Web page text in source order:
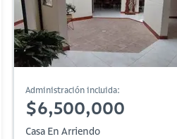
Administración incluida:
$6,500,000
Casa En Arriendo